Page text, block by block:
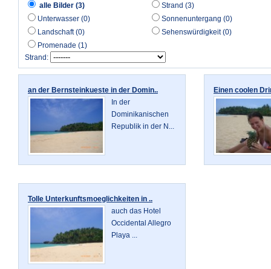
alle Bilder (3)
Strand (3)
Unterwasser (0)
Sonnenuntergang (0)
Landschaft (0)
Sehenswürdigkeit (0)
Promenade (1)
Strand:
an der Bernsteinkueste in der Domin..
In der
Dominikanischen
Republik in der N...
Einen coolen
Tolle Unterkunftsmoeglichkeiten in ..
auch das Hotel
Occidental Allegro
Playa ...